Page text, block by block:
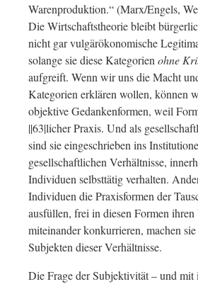
Warenproduktion.“ (Marx/Engels,
Die Wirtschaftstheorie bleibt
nicht gar vulgärökonomische
solange sie diese Kategorien ohne
aufgreift. Wenn wir uns die Macht
Kategorien erklären wollen, können
objektive Gedankenformen, weil
||63|licher Praxis. Und als
sind sie eingeschrieben ins
gesellschaftlichen Verhältnisse,
Individuen selbsttätig verhalten.
Individuen die Praxisformen der
ausfüllen, frei in diesen Formen
miteinander konkurrieren, machen
Subjekten dieser Verhältnisse.
Die Frage der Subjektivität – und mit